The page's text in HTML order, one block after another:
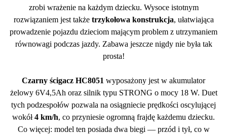
zrobi wrażenie na każdym dziecku. Wysoce istotnym
rozwiązaniem jest także trzykołowa konstrukcja, ułatwiająca
prowadzenie pojazdu dzieciom mającym problem z utrzymaniem
równowagi podczas jazdy. Zabawa jeszcze nigdy nie była tak
prosta!
Czarny ścigacz HC8051 wyposażony jest w akumulator
żelowy 6V4,5Ah oraz silnik typu STRONG o mocy 18 W. Duet
tych podzespołów pozwala na osiągniecie prędkości oscylującej
wokół 4 km/h, co przyniesie ogromną frajdę każdemu dziecku.
Co więcej: model ten posiada dwa biegi — przód i tył, co w